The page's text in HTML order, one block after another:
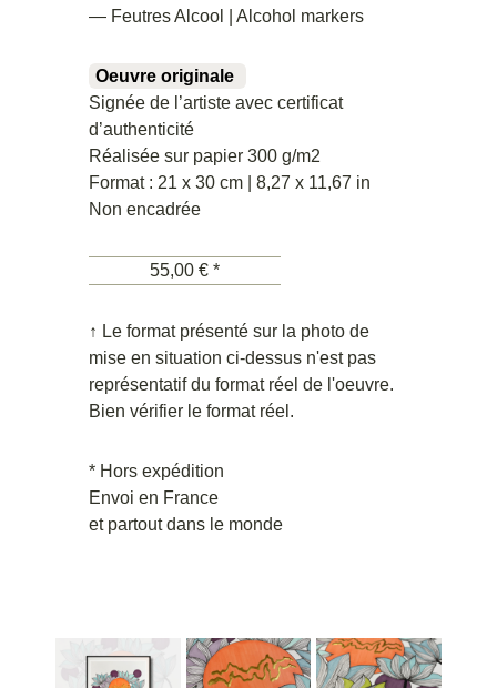
— Feutres Alcool | Alcohol markers
Oeuvre originale
Signée de l’artiste avec certificat
d’authenticité
Réalisée sur papier 300 g/m2
Format : 21 x 30 cm | 8,27 x 11,67 in
Non encadrée
55,00 € *
↑ Le format présenté sur la photo de
mise en situation ci-dessus n'est pas
représentatif du format réel de l'oeuvre.
Bien vérifier le format réel.
* Hors expédition
Envoi en France
et partout dans le monde